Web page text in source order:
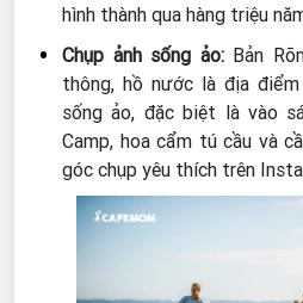
hình thành qua hàng triệu
Chụp ảnh sống ảo:Bản
thông, hồ nước là địa
sống ảo, đặc biệt là vào
Camp, hoa cẩm tú cầu và
góc chụp yêu thích trên